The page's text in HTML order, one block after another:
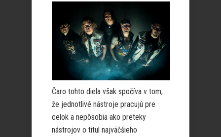
Čaro tohto diela však spočíva v tom,
že jednotlivé nástroje pracujú pre
celok a nepôsobia ako preteky
nástrojov o titul najväčšieho